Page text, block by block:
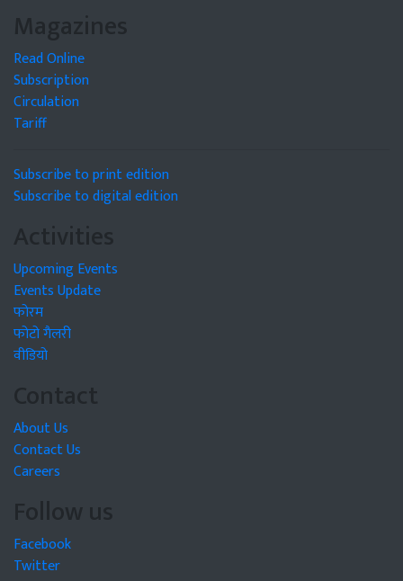
Magazines
Read Online
Subscription
Circulation
Tariff
Subscribe to print edition
Subscribe to digital edition
Activities
Upcoming Events
Events Update
फोरम
फोटो गैलरी
वीडियो
Contact
About Us
Contact Us
Careers
Follow us
Facebook
Twitter